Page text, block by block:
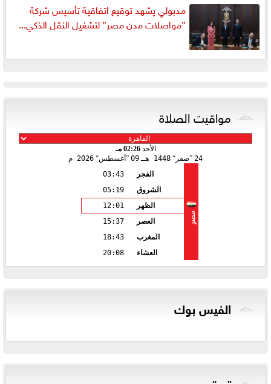
مدبولي يشهد توقيع اتفاقية تأسيس شركة
”مواصلات مدن مصر” لتشغيل النقل الذكي...
مواقيت الصلاة
الأحد02:26 مـ
24 صفر 1448 هـ 09 أغسطس 2026 م
مصر
الفجر
03:43
الشروق
05:19
الظهر
12:01
العصر
15:37
المغرب
18:43
العشاء
20:08
الفيس بوك